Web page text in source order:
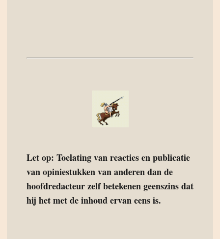
Let op: Toelating van reacties en publicatie
van opiniestukken van anderen dan de
hoofdredacteur zelf betekenen geenszins dat
hij het met de inhoud ervan eens is.